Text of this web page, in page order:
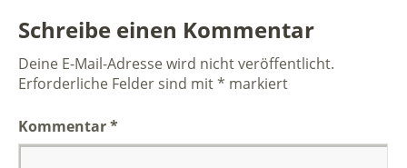
Schreibe einen Kommentar
Deine E-Mail-Adresse wird nicht veröffentlicht.
Erforderliche Felder sind mit* markiert
Kommentar*